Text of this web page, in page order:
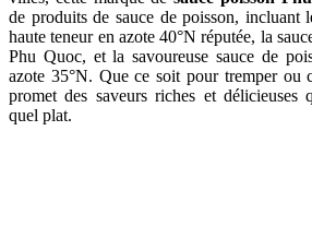
de produits de sauce de poisson, incluant
haute teneur en azote 40°N réputée, la
Phu Quoc, et la savoureuse sauce de
azote 35°N. Que ce soit pour tremper ou
promet des saveurs riches et délicieuses
quel plat.